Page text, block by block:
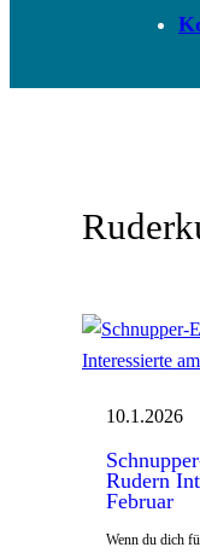
10.1.2026
Rudern
Februar
Wenn du dich